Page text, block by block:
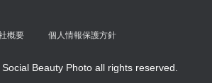
概要 個人情報保護方針
Beauty Photo all rights reserved.